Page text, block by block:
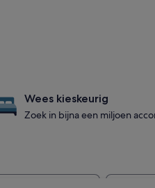
Wees kieskeurig
Zoek in bijna een miljoen